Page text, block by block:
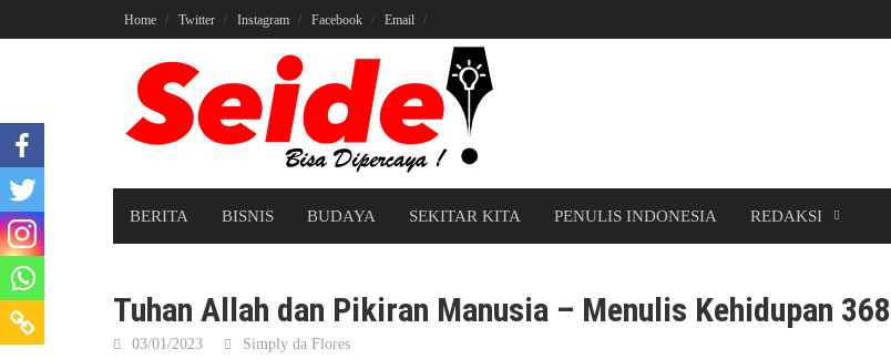
to
Home Twitter Instagram Facebook Email
BERITA BISNIS BUDAYA SEKITAR KITA PENULIS INDONESIA REDAKSI
Tuhan Allah dan Pikiran Manusia – Menulis Kehidupan 368
03/01/2023 Simply da Flores